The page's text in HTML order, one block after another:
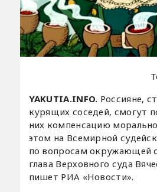
YAKUTIA.INFO. Россияне,
курящих соседей, смогут
них компенсацию
этом на Всемирной
по вопросам окружающей
глава Верховного суда
пишет РИА «Новости».